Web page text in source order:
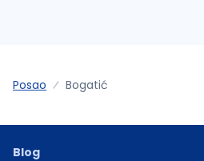
Posao Bogatić
Blog